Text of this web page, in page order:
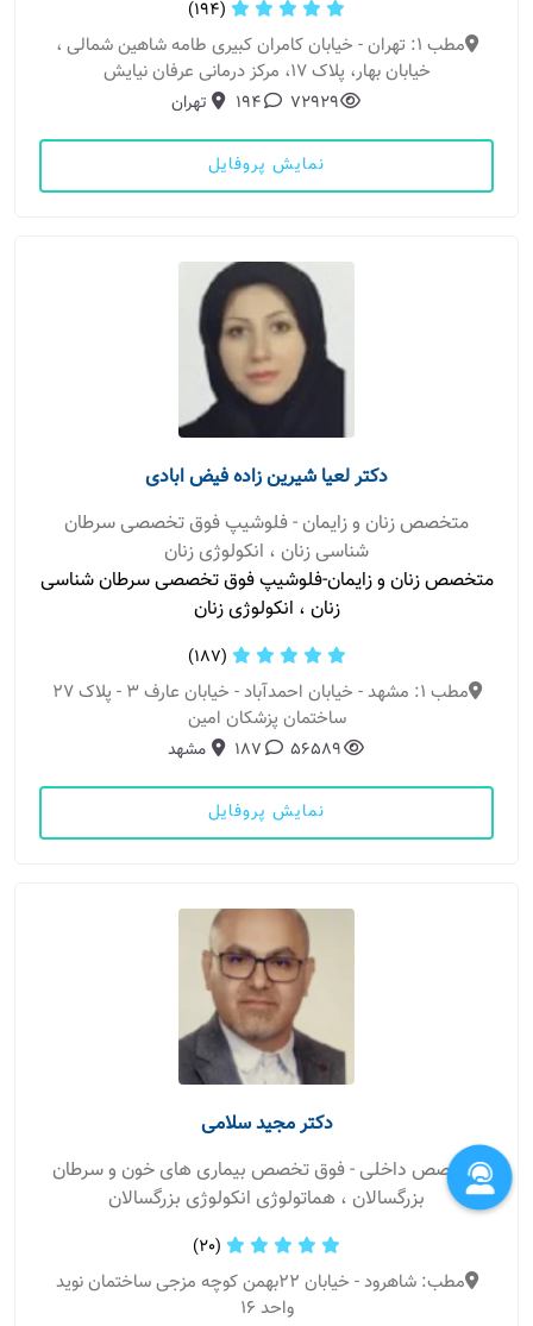
(194)
مطب 1: تهران - خیابان کامران کبیری طامه شاهین شمالی ،
خیابان بهار، پلاک 17، مرکز درمانی عرفان نیایش
72929
194 تهران
نمایش پروفایل
دکتر لعیا شیرین زاده فیض ابادی
متخصص زنان و زایمان - فلوشیپ فوق تخصصی سرطان
شناسی زنان ، انکولوژی زنان
متخصص زنان و زایمان-فلوشیپ فوق تخصصی سرطان شناسی
زنان ، انکولوژی زنان
(187)
مطب 1: مشهد - خیابان احمدآباد - خیابان عارف 3 - پلاک 27
ساختمان پزشکان امین
56589
187 مشهد
نمایش پروفایل
دکتر مجید سلامی
متخصص داخلی - فوق تخصص بیماری های خون و سرطان
بزرگسالان ، هماتولوژی انکولوژی بزرگسالان
(20)
مطب: شاهرود - خیابان ۲۲بهمن کوچه مزجی ساختمان نوید
واحد ۱۶